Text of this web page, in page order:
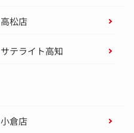
高松店
サテライト高知
小倉店